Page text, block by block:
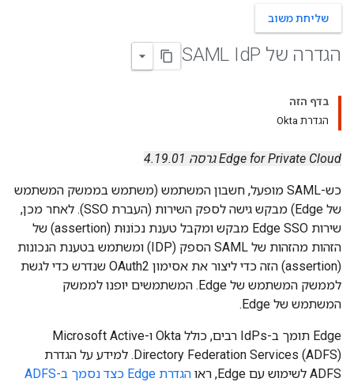
שליחת משוב
הגדרה של SAML Id P
בדף הזה
הגדרת Okta
Edge for Private Cloud גרסה 4.19.01
כש-SAML מופעל, חשבון המשתמש (משתמש בממשק המשתמש
של Edge) מבקש גישה לספק השירות (העברת SSO). לאחר מכן,
שירות Edge SSO מבקש ומקבל טענת נכוֹנוּת (assertion) של
הזהות מהזהות של SAML הספק (IDP) ומשתמש בטענת הנכונות
(assertion) הזה כדי ליצור את אסימון OAuth2 שנדרש כדי לגשת
לממשק המשתמש של Edge. המשתמשים יופנו לממשק
המשתמש של Edge.
Edge תומך ב-IdPs רבים, כולל Okta ו-Microsoft Active
Directory Federation Services (ADFS). למידע על הגדרת
ADFS לשימוש עם Edge, ראו
הגדרת Edge כצד נסמך ב-ADFS